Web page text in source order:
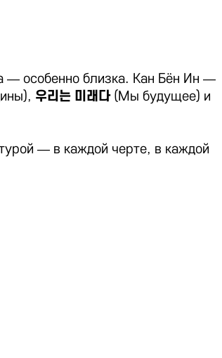
— особенно близка. Кан Бён Ин —
우리는 미래다(Мы будущее) и
— в каждой черте, в каждой